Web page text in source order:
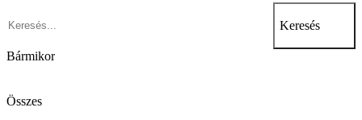
Keresés
Bármikor
Összes